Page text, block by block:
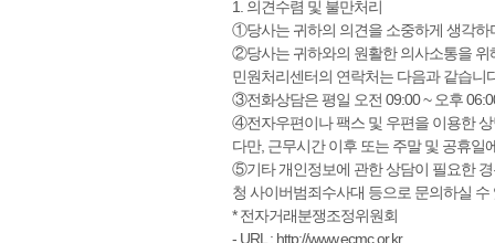
1. 의견수렴 및 불만처리
①당사는 귀하의 의견을 소중하게 생각하
②당사는 귀하와의 원활한 의사소통을 위
민원처리센터의 연락처는 다음과 같습니
③전화상담은 평일 오전 09:00 ~ 오후
④전자우편이나 팩스 및 우편을 이용한
다만, 근무시간 이후 또는 주말 및 공휴일
⑤기타 개인정보에 관한 상담이 필요한
청 사이버범죄수사대 등으로 문의하실 수
* 전자거래분쟁조정위원회
- URL : http://www.ecmc.or.kr